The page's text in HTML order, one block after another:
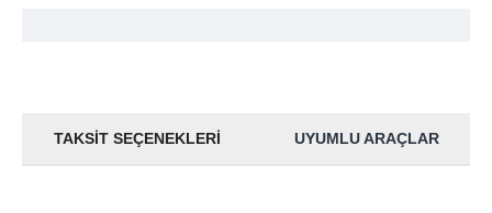
TAKSIT SEÇENEKLERI UYUMLU ARAÇLAR